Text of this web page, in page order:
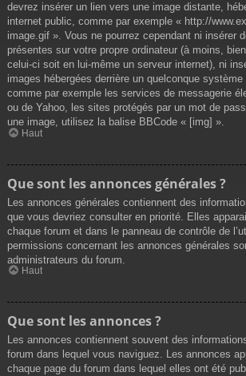
devrez insérer un lien vers une image distante,
internet public, comme par exemple « http://
image.gif ». Vous ne pourrez cependant ni insérer
présentes sur votre propre ordinateur (à moins,
celui-ci soit en lui-même un serveur internet), ni
images hébergées derrière un quelconque système
comme par exemple les services de messagerie
ou de Yahoo, les sites protégés par un mot de
une image, utilisez la balise BBCode « [img] ».
Haut
Que sont les annonces générales ?
Les annonces générales contiennent des
que vous devriez consulter en priorité. Elles
chaque forum et dans le panneau de contrôle de
permissions concernant les annonces générales
administrateurs du forum.
Haut
Que sont les annonces ?
Les annonces contiennent souvent des
forum dans lequel vous naviguez. Les annonces
chaque page du forum dans lequel elles ont été